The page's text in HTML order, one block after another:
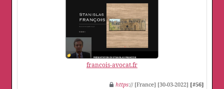
francois-avocat.fr
https:// [France] [30-03-2022] [#56]